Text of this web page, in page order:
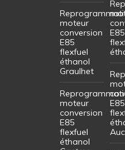
moteur
conversion
E85
flexfuel
éthanol
Graulhet
moteur
conversion
E85
flexfuel
éthanol
E85
E85